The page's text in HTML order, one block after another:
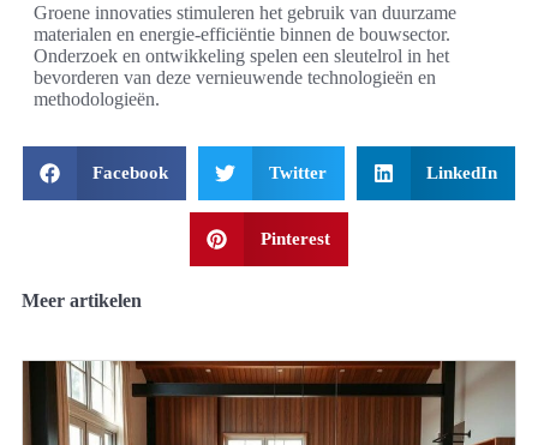
Groene innovaties stimuleren het gebruik van duurzame
materialen en energie-efficiëntie binnen de bouwsector.
Onderzoek en ontwikkeling spelen een sleutelrol in het
bevorderen van deze vernieuwende technologieën en
methodologieën.
Facebook Twitter LinkedIn
Pinterest
Meer artikelen